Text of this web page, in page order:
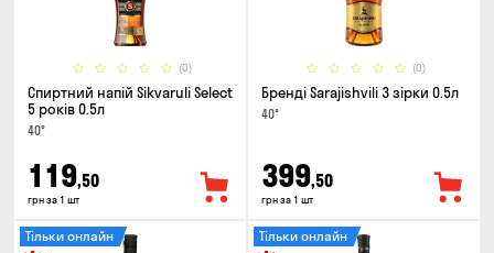
(0)
Спиртний напій Sikvaruli Select
5 років 0.5л
40°
119,50
грн за 1 шт
(0)
Бренді Sarajishvili 3 зірки 0.5л
40°
399,50
грн за 1 шт
Тільки онлайн Тільки онлайн